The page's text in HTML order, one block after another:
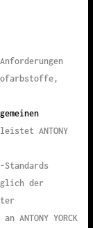
ANTONY
der
ANTONY YORCK